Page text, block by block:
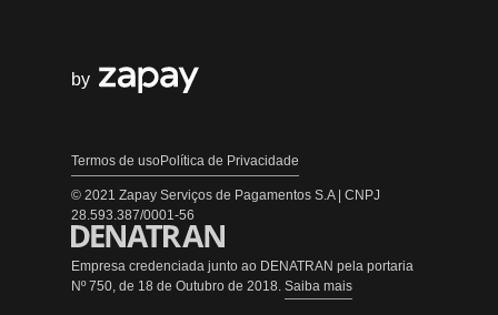
by
Empresa credenciada junto ao DENATRAN pela portaria
Nº 750, de 18 de Outubro de 2018. Saiba mais
Termos de usoPolítica de Privacidade
© 2021 Zapay Serviços de Pagamentos S.A | CNPJ
28.593.387/0001-56